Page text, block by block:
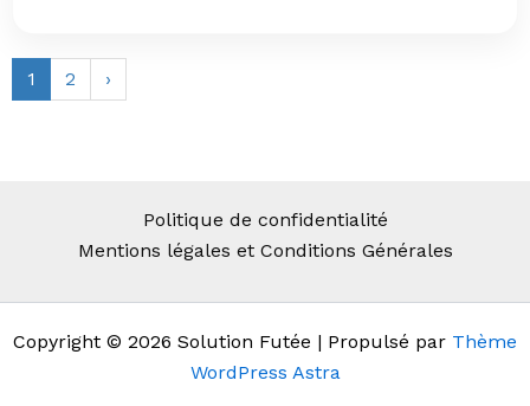
1 2 ›
Politique de confidentialité
Mentions légales et Conditions Générales
Copyright © 2026 Solution Futée | Propulsé par Thème
WordPress Astra